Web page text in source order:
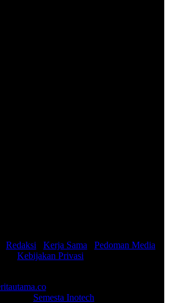
Redaksi Kerja Sama
Pedoman Media
Kebijakan Privasi
. PT Berita Utama Abadi -
Semesta Inotech